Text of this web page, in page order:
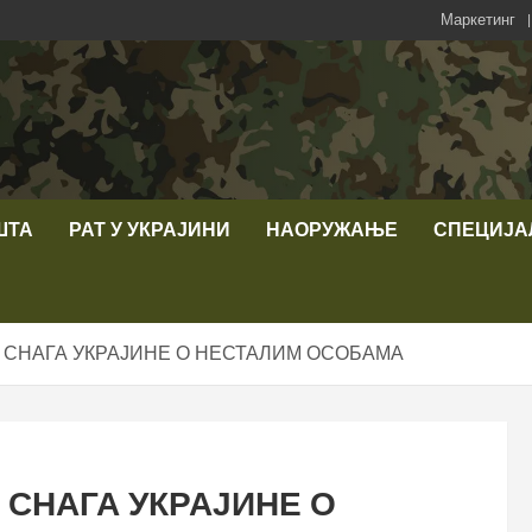
Маркетинг
РАТ У УКРАЈИНИ НАОРУЖАЊЕ
УКРАЈИНЕ О НЕСТАЛИМ ОСОБАМА
УКРАЈИНЕ О